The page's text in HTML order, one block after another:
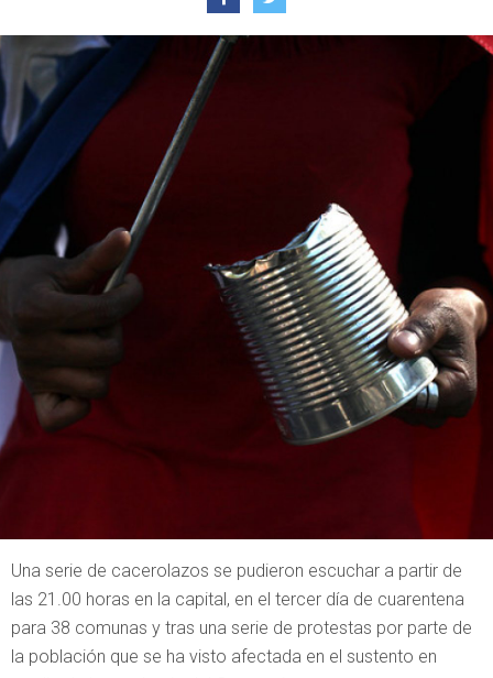
Una serie de cacerolazos se pudieron escuchar a partir de
las 21.00 horas en la capital, en el tercer día de cuarentena
para 38 comunas y tras una serie de protestas por parte de
la población que se ha visto afectada en el sustento en